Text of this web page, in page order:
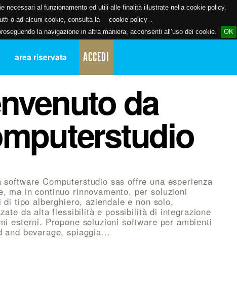
al funzionamento ed utili alle finalità illustrate nella cookie policy.
o ad alcuni cookie, consulta la
cookie policy .
la navigazione in altra maniera, acconsenti all’uso dei cookie.
OK
area riservata ACCEDI
da
software Computerstudio sas offre una esperienza
ma in continuo rinnovamento, per soluzioni
di tipo alberghiero, aziendale e non solo,
da alta flessibilità e possibilità di integrazione
esterni. Propone soluzioni software per ambienti
and bevarage, spiaggia...